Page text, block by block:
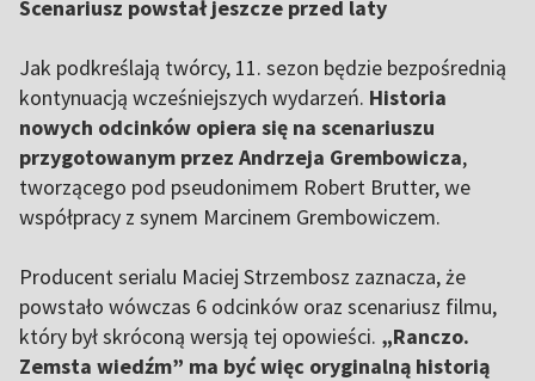
Scenariusz powstał jeszcze przed laty
Jak podkreślają twórcy, 11. sezon będzie bezpośrednią
kontynuacją wcześniejszych wydarzeń. Historia
nowych odcinków opiera się na scenariuszu
przygotowanym przez Andrzeja Grembowicza,
tworzącego pod pseudonimem Robert Brutter, we
współpracy z synem Marcinem Grembowiczem.
Producent serialu Maciej Strzembosz zaznacza, że
powstało wówczas 6 odcinków oraz scenariusz filmu,
który był skróconą wersją tej opowieści. „Ranczo.
Zemsta wiedźm” ma być więc oryginalną historią